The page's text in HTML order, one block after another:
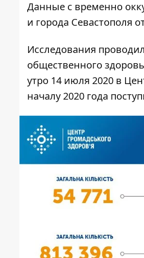
Данные с временно
и города Севастополя
Исследования
общественного
утро 14 июля 2020 в
началу 2020 года